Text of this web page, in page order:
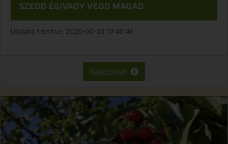
SZEDD ÉS/VAGY VEDD MAGAD
Utoljára frissítve: 2026-06-03 10:40:46
Kapcsolat